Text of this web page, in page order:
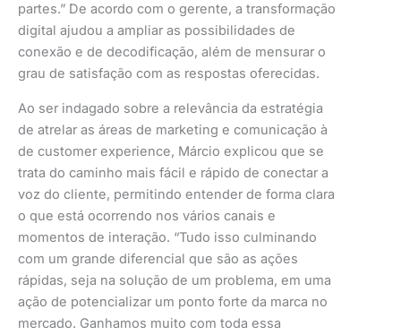
partes.” De acordo com o gerente, a transformação
digital ajudou a ampliar as possibilidades de
conexão e de decodificação, além de mensurar o
grau de satisfação com as respostas oferecidas.
Ao ser indagado sobre a relevância da estratégia
de atrelar as áreas de marketing e comunicação à
de customer experience, Márcio explicou que se
trata do caminho mais fácil e rápido de conectar a
voz do cliente, permitindo entender de forma clara
o que está ocorrendo nos vários canais e
momentos de interação. “Tudo isso culminando
com um grande diferencial que são as ações
rápidas, seja na solução de um problema, em uma
ação de potencializar um ponto forte da marca no
mercado. Ganhamos muito com toda essa